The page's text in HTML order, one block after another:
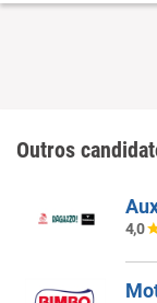
Outros
4,0